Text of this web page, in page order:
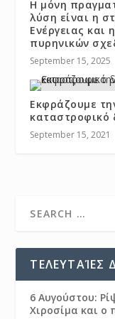
Η μόνη
λύση είναι η
Ενέργειας και
πυρηνικών
September 15, 2025
Εκφράζουμε
καταστροφικό
September 15, 2021
ΤΕΛΕΥΤΑΊΕΣ
6 Αυγούστου:
Χιροσίμα και ο